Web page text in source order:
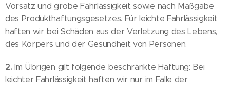
Vorsatz und grobe Fahrlässigkeit sowie nach Maßgabe
des Produkthaftungsgesetzes. Für leichte Fahrlässigkeit
haften wir bei Schäden aus der Verletzung des Lebens,
des Körpers und der Gesundheit von Personen.
2. Im Übrigen gilt folgende beschränkte Haftung: Bei
leichter Fahrlässigkeit haften wir nur im Falle der